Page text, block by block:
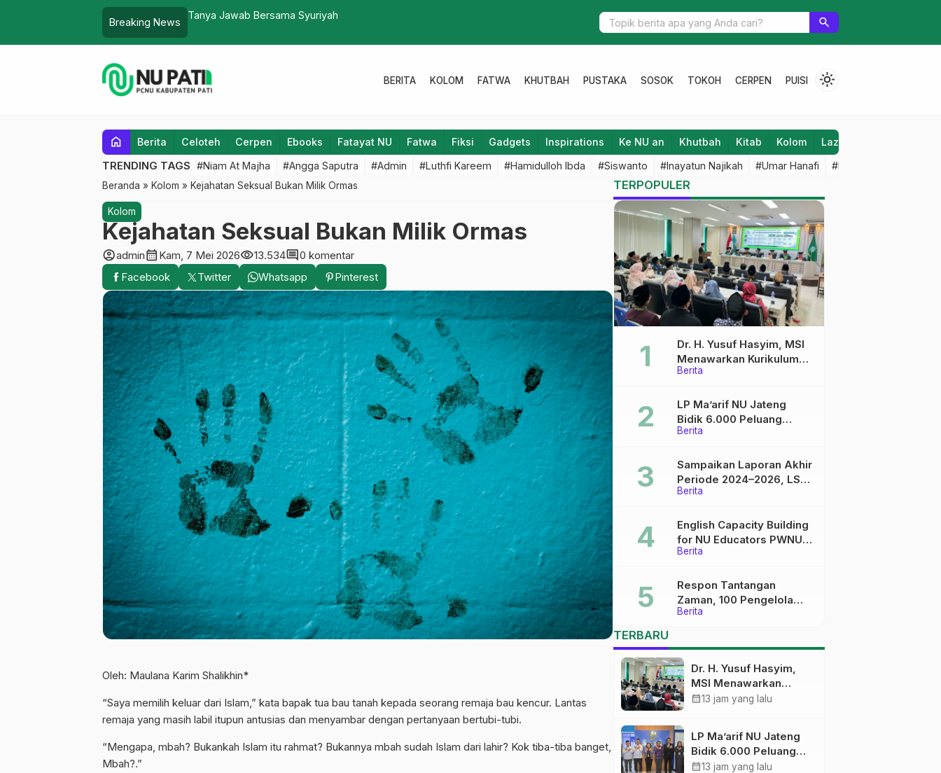
Breaking News
Tiga Desa di Gabus Pati Diterjang Puting Beliung, Puluhan Rumah Rusak
Naskah Pegon dan Peradaban Nusantara
search
BERITA KOLOM FATWA KHUTBAH PUSTAKA SOSOK TOKOH CERPEN PUISI light_mode
home Berita Celoteh Cerpen Ebooks Fatayat NU Fatwa Fiksi Gadgets Inspirations Ke NU an Khutbah Kitab Kolom Laziz NU
TRENDING TAGS #Niam At Majha #Angga Saputra #Admin #Luthfi Kareem #Hamidulloh Ibda #Siswanto #Inayatun Najikah #Umar Hanafi #M Iqbal Dawami
Beranda » Kolom » Kejahatan Seksual Bukan Milik Ormas
Kolom
Kejahatan Seksual Bukan Milik Ormas
account_circleadmincalendar_month Kam, 7 Mei 2026visibility13.534comment0 komentar
Facebook
Twitter Whatsapp Pinterest
Oleh: Maulana Karim Shalikhin*
“Saya memilih keluar dari Islam,” kata bapak tua bau tanah kepada seorang remaja bau kencur. Lantas
remaja yang masih labil itupun antusias dan menyambar dengan pertanyaan bertubi-tubi.
“Mengapa, mbah? Bukankah Islam itu rahmat? Bukannya mbah sudah Islam dari lahir? Kok tiba-tiba banget,
Mbah?.”
TERPOPULER
Berita
Dr. H. Yusuf Hasyim, MSI
Menawarkan Kurikulum
Diversifikasi, Harapan
pendidikan
Berita
LP Ma’arif NU Jateng
Bidik 6.000 Peluang
Pelatihan dan Sertifikasi
Berita
Sampaikan Laporan Akhir
Periode 2024–2026, LSP
P2 Ma’arif NU Jateng
and Match
Berita
English Capacity Building
for NU Educators PWNU
Jawa Tengah Batch#4;
Masa Depan
Berita
Respon Tantangan
Zaman, 100 Pengelola
Medsos Sekolah Ma’arif
Pelatihan Literasi Digital
TERBARU
Dr. H. Yusuf Hasyim,
MSI Menawarkan
Kurikulum
pendidikan
calendar_month13 jam yang lalu
LP Ma’arif NU Jateng
Bidik 6.000 Peluang
Pelatihan dan
calendar_month13 jam yang lalu